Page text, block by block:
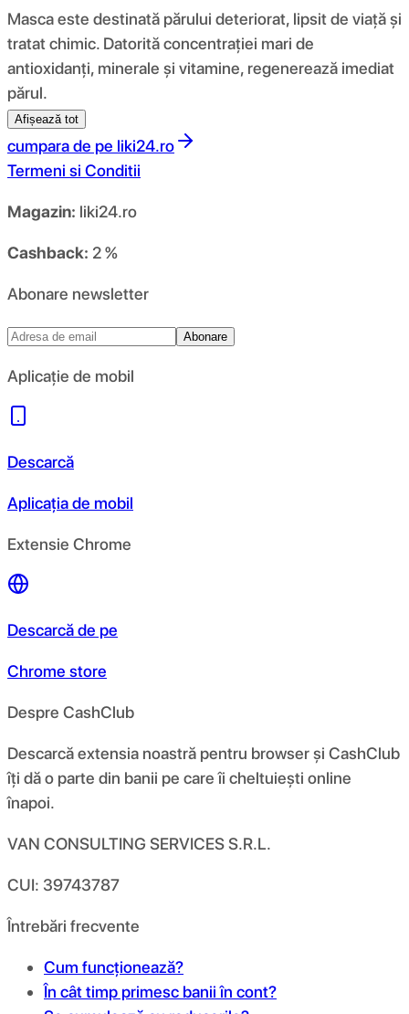
Masca este destinată părului deteriorat, lipsit de viață și
tratat chimic. Datorită concentrației mari de
antioxidanți, minerale și vitamine, regenerează imediat
părul.
Afișează tot
cumpara de pe liki24.ro
Termeni si Conditii
Magazin: liki24.ro
Cashback: 2 %
Abonare newsletter
Abonare
Aplicație de mobil
Descarcă
Aplicația de mobil
Extensie Chrome
Descarcă de pe
Chrome store
Despre CashClub
Descarcă extensia noastră pentru browser și CashClub
îți dă o parte din banii pe care îi cheltuiești online
înapoi.
VAN CONSULTING SERVICES S.R.L.
CUI: 39743787
Întrebări frecvente
Cum funcționează?
În cât timp primesc banii în cont?